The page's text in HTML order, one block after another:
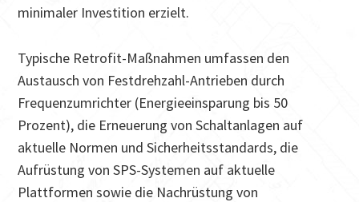
minimaler Investition erzielt.
Typische Retrofit-Maßnahmen umfassen den
Austausch von Festdrehzahl-Antrieben durch
Frequenzumrichter (Energieeinsparung bis 50
Prozent), die Erneuerung von Schaltanlagen auf
aktuelle Normen und Sicherheitsstandards, die
Aufrüstung von SPS-Systemen auf aktuelle
Plattformen sowie die Nachrüstung von